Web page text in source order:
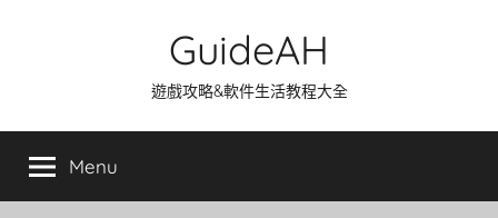
GuideAH
遊戲攻略&軟件生活教程大全
Menu